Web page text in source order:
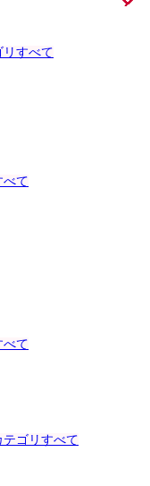
すべて
べて
べて
ゴリすべて